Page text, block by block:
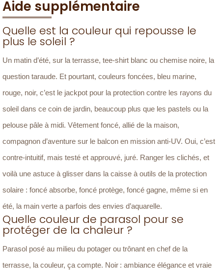
Aide supplémentaire
Quelle est la couleur qui repousse le
plus le soleil ?
Un matin d’été, sur la terrasse, tee-shirt blanc ou chemise noire, la
question taraude. Et pourtant, couleurs foncées, bleu marine,
rouge, noir, c’est le jackpot pour la protection contre les rayons du
soleil dans ce coin de jardin, beaucoup plus que les pastels ou la
pelouse pâle à midi. Vêtement foncé, allié de la maison,
compagnon d’aventure sur le balcon en mission anti-UV. Oui, c’est
contre-intuitif, mais testé et approuvé, juré. Ranger les clichés, et
voilà une astuce à glisser dans la caisse à outils de la protection
solaire : foncé absorbe, foncé protège, foncé gagne, même si en
été, la main verte a parfois des envies d’aquarelle.
Quelle couleur de parasol pour se
protéger de la chaleur ?
Parasol posé au milieu du potager ou trônant en chef de la
terrasse, la couleur, ça compte. Noir : ambiance élégance et vraie